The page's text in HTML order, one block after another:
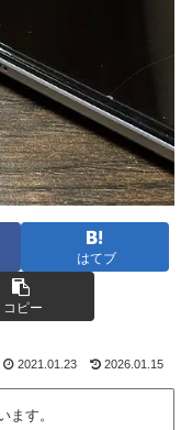
はてブ
コピー
2021.01.23 2026.01.15
ます。